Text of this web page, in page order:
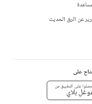
عن الرق الحديث
على
على التطبيق من
بلاي